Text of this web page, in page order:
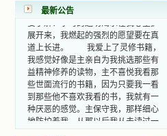
最新公告
里流出活水来了。从那以后，一种想
要了解、学习的迫切渴求在我心里扩
展开来，我燃起的强烈的愿望要在真
道上长进。 我爱上了灵修书籍，
我感觉好像是主亲自为我挑选那些有
益精神修养的读物，主不喜悦我看那
些世面流行的书籍，因为只要我一看
到那些他不喜欢我看的书，我就有一
种厌恶的感觉。主保守我，那样细心
地防护着我，从那以后我从未读过一
本不良的书籍。 善良的书使人向